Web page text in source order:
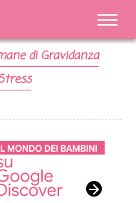
di Gravidanza